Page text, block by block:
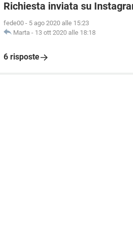
Richiesta inviata su
fede00 - 5 ago 2020 alle 15:23
Marta - 13 ott 2020 alle 18:18
6 risposte